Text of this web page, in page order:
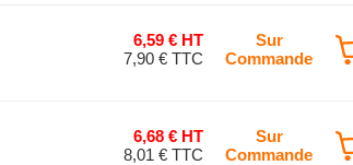
6,59 € HT
7,90 € TTC
Sur
Commande
6,68 € HT
8,01 € TTC
Sur
Commande